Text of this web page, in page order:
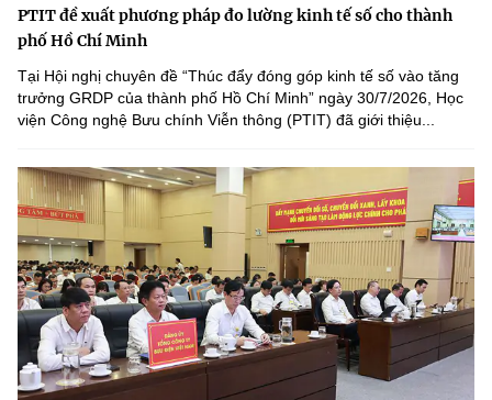
PTIT đề xuất phương pháp đo lường kinh tế số cho thành
phố Hồ Chí Minh
Tại Hội nghị chuyên đề “Thúc đẩy đóng góp kinh tế số vào tăng
trưởng GRDP của thành phố Hồ Chí Minh” ngày 30/7/2026, Học
viện Công nghệ Bưu chính Viễn thông (PTIT) đã giới thiệu...